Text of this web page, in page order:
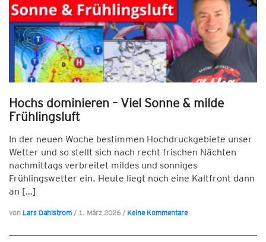
Hochs dominieren – Viel Sonne & milde
Frühlingsluft
In der neuen Woche bestimmen Hochdruckgebiete unser
Wetter und so stellt sich nach recht frischen Nächten
nachmittags verbreitet mildes und sonniges
Frühlingswetter ein. Heute liegt noch eine Kaltfront dann
an […]
von Lars Dahlstrom / 1. März 2026/ Keine Kommentare